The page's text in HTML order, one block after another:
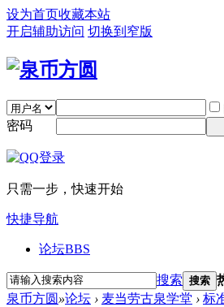
设为首页收藏本站
开启辅助访问 切换到窄版
密码
只需一步，快速开始
快捷导航
论坛BBS
搜索 搜索
泉币方圆 »论坛 › 麦当劳古泉学堂 › 标